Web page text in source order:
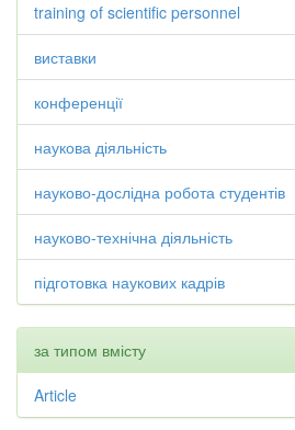
training of scientific personnel
виставки
конференції
наукова діяльність
науково-дослідна робота студентів
науково-технічна діяльність
підготовка наукових кадрів
за типом вмісту
Article